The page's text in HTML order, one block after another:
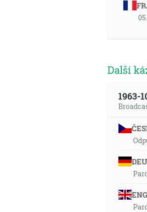
Další
1963-